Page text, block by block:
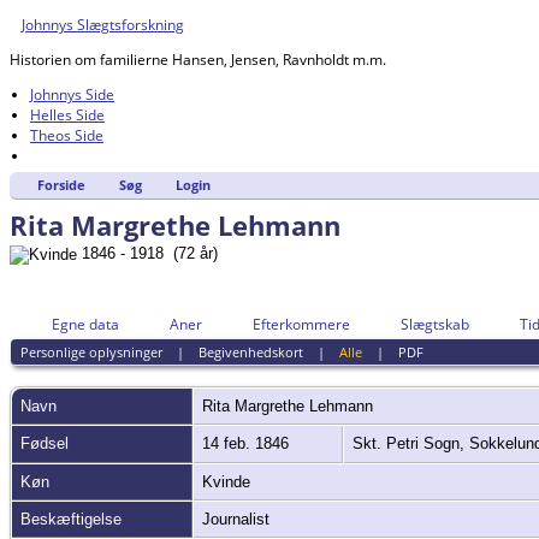
Johnnys Slægtsforskning
Historien om familierne Hansen, Jensen, Ravnholdt m.m.
Johnnys Side
Helles Side
Theos Side
Forside Søg Login
Rita Margrethe Lehmann
1846 - 1918 (72 år)
Egne data Aner Efterkommere Slægtskab
Personlige oplysninger| Begivenhedskort| Alle| PDF
Navn Rita Margrethe Lehmann
Fødsel 14 feb. 1846 Skt. Petri Sogn,
Køn Kvinde
Beskæftigelse Journalist